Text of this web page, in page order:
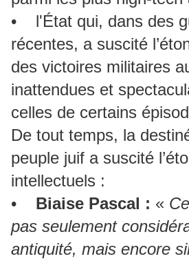
• l'État qui, dans des
récentes, a suscité
des victoires militaires
inattendues et
celles de certains
De tout temps, la
peuple juif a suscité
intellectuels :
• Biaise Pascal : «
pas seulement
antiquité, mais encore